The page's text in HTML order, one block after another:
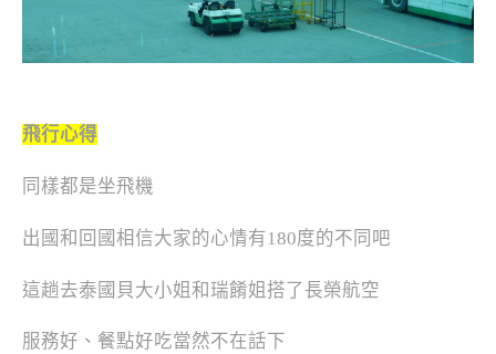
飛行心得
同樣都是坐飛機
出國和回國相信大家的心情有180度的不同吧
這趟去泰國貝大小姐和瑞餚姐搭了長榮航空
服務好、餐點好吃當然不在話下